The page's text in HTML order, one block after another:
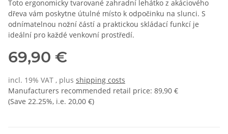
Toto ergonomicky tvarované zahradní lehátko z akáciového
dřeva vám poskytne útulné místo k odpočinku na slunci. S
odnímatelnou nožní částí a praktickou skládací funkcí je
ideální pro každé venkovní prostředí.
69,90 €
incl. 19% VAT , plus shipping costs
Manufacturers recommended retail price: 89,90 €
(Save 22.25%, i.e. 20,00 €)